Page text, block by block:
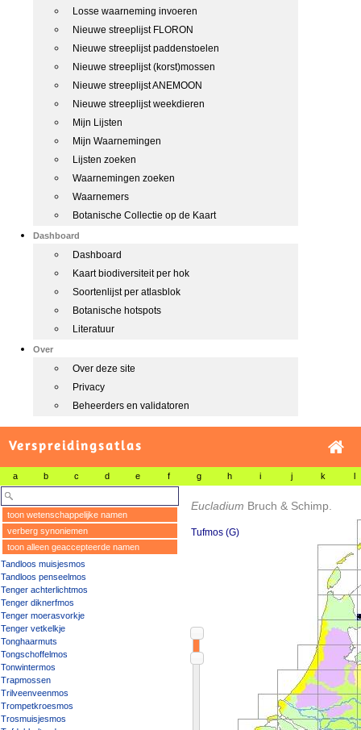
Losse waarneming invoeren
Nieuwe streeplijst FLORON
Nieuwe streeplijst paddenstoelen
Nieuwe streeplijst (korst)mossen
Nieuwe streeplijst ANEMOON
Nieuwe streeplijst weekdieren
Mijn Lijsten
Mijn Waarnemingen
Lijsten zoeken
Waarnemingen zoeken
Waarnemers
Botanische Collectie op de Kaart
Dashboard
Dashboard
Kaart biodiversiteit per hok
Soortenlijst per atlasblok
Botanische hotspots
Literatuur
Over
Over deze site
Privacy
Beheerders en validatoren
Verspreidingsatlas
a b c d e f g h i j k l
toon wetenschappelijke namen
verberg synoniemen
toon alleen geaccepteerde namen
Tandloos muisjesmos
Tandloos penseelmos
Tenger achterlichtmos
Tenger diknerfmos
Tenger moerasvorkje
Tenger vetkelkje
Tonghaarmuts
Tongschoffelmos
Tonwintermos
Trapmossen
Trilveenveenmos
Trompetkroesmos
Trosmuisjesmos
Eucladium Bruch & Schimp.
Tufmos (G)